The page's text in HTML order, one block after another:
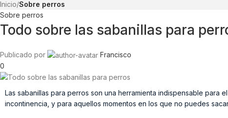
Inicio/Sobre perros
Sobre perros
Todo sobre las sabanillas para
Publicado por
Francisco
0
Las sabanillas para perros son una herramienta indispensable
incontinencia, y para aquellos momentos en los que no puedes